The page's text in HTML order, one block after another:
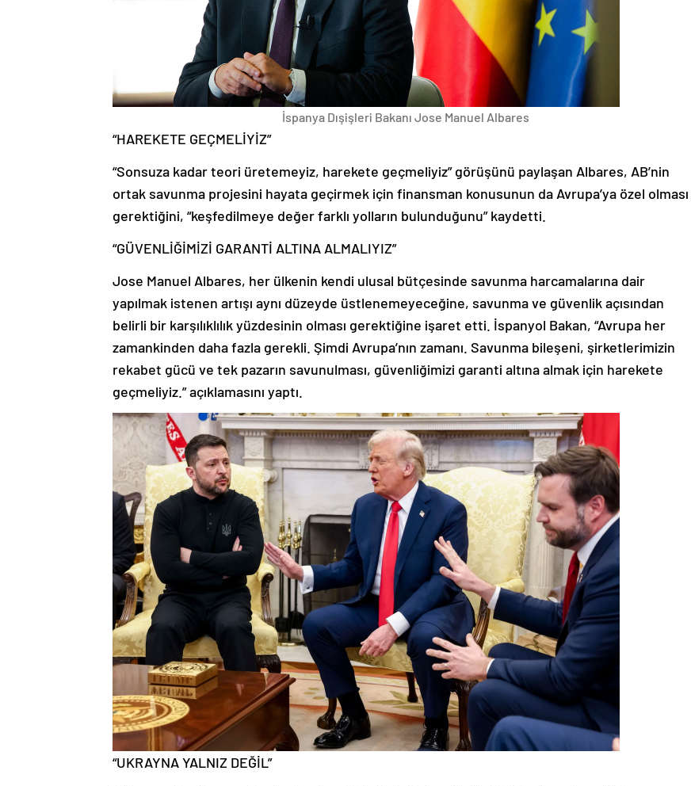
İspanya Dışişleri Bakanı Jose Manuel Albares
“HAREKETE GEÇMELİYİZ”
“Sonsuza kadar teori üretemeyiz, harekete geçmeliyiz” görüşünü paylaşan Albares, AB’nin
ortak savunma projesini hayata geçirmek için finansman konusunun da Avrupa’ya özel olması
gerektiğini, “keşfedilmeye değer farklı yolların bulunduğunu” kaydetti.
“GÜVENLİĞİMİZİ GARANTİ ALTINA ALMALIYIZ”
Jose Manuel Albares, her ülkenin kendi ulusal bütçesinde savunma harcamalarına dair
yapılmak istenen artışı aynı düzeyde üstlenemeyeceğine, savunma ve güvenlik açısından
belirli bir karşılıklılık yüzdesinin olması gerektiğine işaret etti. İspanyol Bakan, “Avrupa her
zamankinden daha fazla gerekli. Şimdi Avrupa’nın zamanı. Savunma bileşeni, şirketlerimizin
rekabet gücü ve tek pazarın savunulması, güvenliğimizi garanti altına almak için harekete
geçmeliyiz.” açıklamasını yaptı.
“UKRAYNA YALNIZ DEĞİL”